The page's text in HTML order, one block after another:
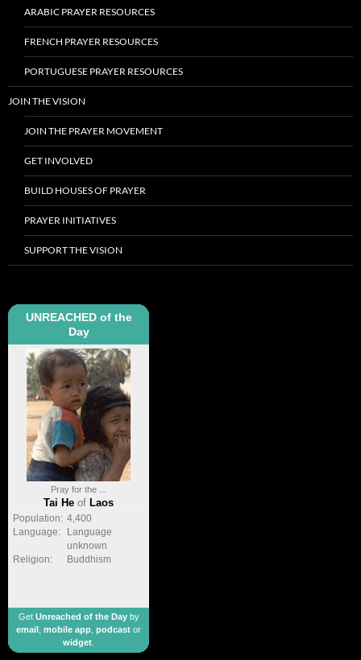
ARABIC PRAYER RESOURCES
FRENCH PRAYER RESOURCES
PORTUGUESE PRAYER RESOURCES
JOIN THE VISION
JOIN THE PRAYER MOVEMENT
GET INVOLVED
BUILD HOUSES OF PRAYER
PRAYER INITIATIVES
SUPPORT THE VISION
UNREACHED of the
Day
Pray for the ...
Tai He of Laos
Population: 4,400
Language:
Language
unknown
Religion:
Buddhism
Get Unreached of the Dayby
email
mobile app podcast or
widget